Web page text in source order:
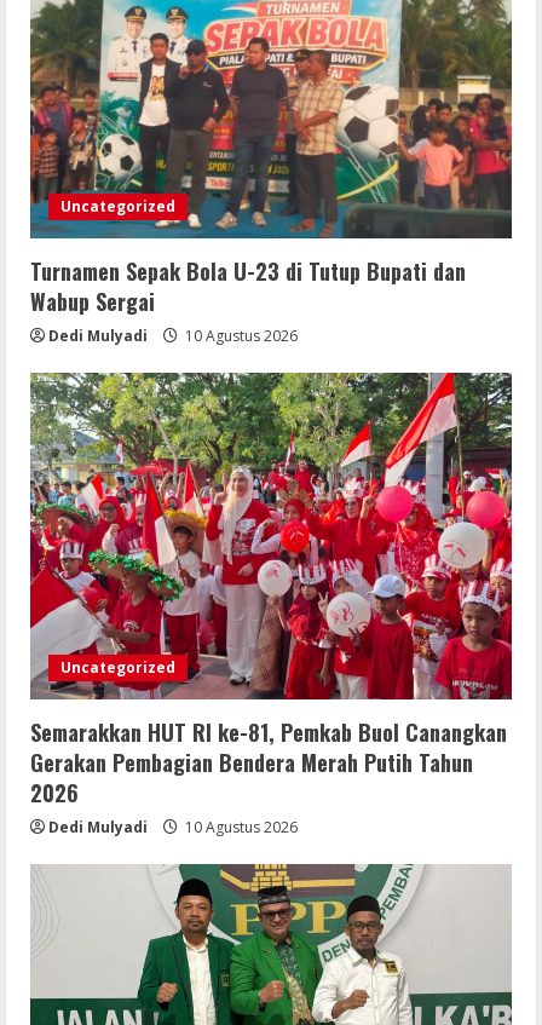
Uncategorized
Turnamen Sepak Bola U-23 di Tutup Bupati dan
Wabup Sergai
Dedi Mulyadi 10 Agustus 2026
Uncategorized
Semarakkan HUT RI ke-81, Pemkab Buol Canangkan
Gerakan Pembagian Bendera Merah Putih Tahun
2026
Dedi Mulyadi 10 Agustus 2026